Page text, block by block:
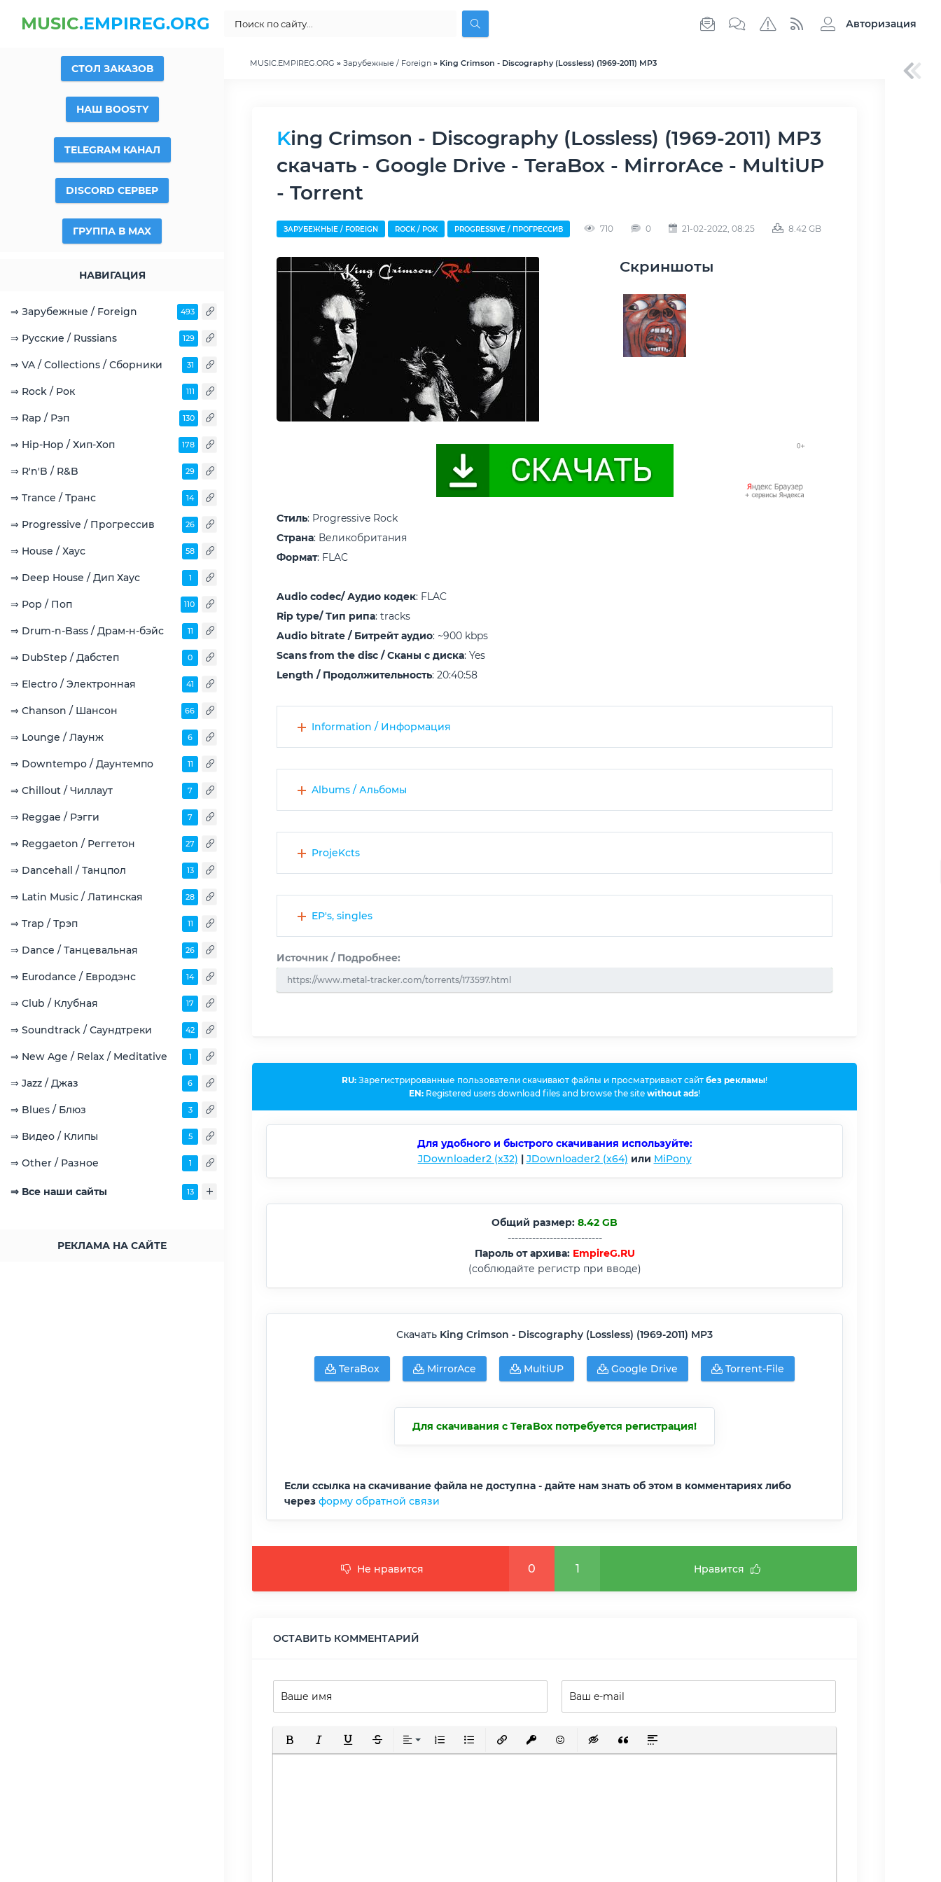
MUSIC.EMPIREG.ORG Авторизация
СТОЛ ЗАКАЗОВ
НАШ BOOSTY
TELEGRAM КАНАЛ
DISCORD СЕРВЕР
ГРУППА В MAX
НАВИГАЦИЯ
⇒ Зарубежные / Foreign 493
⇒ Русские / Russians 129
⇒ VA / Collections / Сборники 31
⇒ Rock / Рок 111
⇒ Rap / Рэп 130
⇒ Hip-Hop / Хип-Хоп 178
⇒ R'n'B / R&B 29
⇒ Trance / Транс 14
⇒ Progressive / Прогрессив 26
⇒ House / Хаус 58
⇒ Deep House / Дип Хаус 1
⇒ Pop / Поп 110
⇒ Drum-n-Bass / Драм-н-бэйс 11
⇒ DubStep / Дабстеп 0
⇒ Electro / Электронная 41
⇒ Chanson / Шансон 66
⇒ Lounge / Лаунж 6
⇒ Downtempo / Даунтемпо 11
⇒ Chillout / Чиллаут 7
⇒ Reggae / Рэгги 7
⇒ Reggaeton / Реггетон 27
⇒ Dancehall / Танцпол 13
⇒ Latin Music / Латинская 28
⇒ Trap / Трэп 11
⇒ Dance / Танцевальная 26
⇒ Eurodance / Евродэнс 14
⇒ Club / Клубная 17
⇒ Soundtrack / Саундтреки 42
⇒ New Age / Relax / Meditative 1
⇒ Jazz / Джаз 6
⇒ Blues / Блюз 3
⇒ Видео / Клипы 5
⇒ Other / Разное 1
⇒ Все наши сайты 13
РЕКЛАМА НА САЙТЕ
MUSIC.EMPIREG.ORG » Зарубежные / Foreign » King Crimson - Discography (Lossless) (1969-2011) MP3
King Crimson - Discography (Lossless) (1969-2011) MP3
скачать - Google Drive - TeraBox - MirrorAce - MultiUP
- Torrent
ЗАРУБЕЖНЫЕ / FOREIGN ROCK / РОК PROGRESSIVE / ПРОГРЕССИВ 710 0 21-02-2022, 08:25 8.42 GB
Скриншоты
Стиль: Progressive Rock
Страна: Великобритания
Формат: FLAC
Audio codec/ Аудио кодек: FLAC
Rip type/ Тип рипа: tracks
Audio bitrate / Битрейт аудио: ~900 kbps
Scans from the disc / Сканы с диска: Yes
Length / Продолжительность: 20:40:58
Information / Информация
Albums / Альбомы
ProjeKcts
EP's, singles
Источник / Подробнее:
https://www.metal-tracker.com/torrents/173597.html
RU: Зарегистрированные пользователи скачивают файлы и просматривают сайт без рекламы!
EN: Registered users download files and browse the site without ads!
Для удобного и быстрого скачивания используйте:
JDownloader2 (x32) | JDownloader2 (x64) или MiPony
Общий размер: 8.42 GB
---------------------------
Пароль от архива: EmpireG.RU
(соблюдайте регистр при вводе)
Скачать King Crimson - Discography (Lossless) (1969-2011) MP3
TeraBox MirrorAce MultiUP Google Drive Torrent-File
Для скачивания с TeraBox потребуется регистрация!
Если ссылка на скачивание файла не доступна - дайте нам знать об этом в комментариях либо
через форму обратной связи
Не нравится 0 1 Нравится
ОСТАВИТЬ КОММЕНТАРИЙ
Полужирный
КурсивПодчеркнутый
ЗачеркнутыйВыравнивание
Нумерованный список
Маркированный список
Вставить ссылку
Вставить защищенную ссылку
Вставить смайлик
Вставка скрытого текста
Вставка цитаты
Вставка спойлера